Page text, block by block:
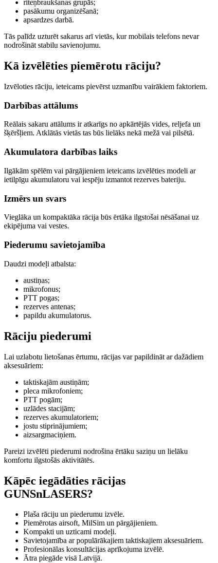
riteņbraukšanas grupās;
pasākumu organizēšanā;
apsardzes darbā.
Tās palīdz uzturēt sakarus arī vietās, kur mobilais telefons nevar
nodrošināt stabilu savienojumu.
Kā izvēlēties piemērotu rāciju?
Izvēloties rāciju, ieteicams pievērst uzmanību vairākiem faktoriem.
Darbības attālums
Reālais sakaru attālums ir atkarīgs no apkārtējās vides, reljefa un
šķēršļiem. Atklātās vietās tas būs lielāks nekā mežā vai pilsētā.
Akumulatora darbības laiks
Ilgākām spēlēm vai pārgājieniem ieteicams izvēlēties modeli ar
ietilpīgu akumulatoru vai iespēju izmantot rezerves bateriju.
Izmērs un svars
Vieglāka un kompaktāka rācija būs ērtāka ilgstošai nēsāšanai uz
ekipējuma vai vestes.
Piederumu savietojamība
Daudzi modeļi atbalsta:
austiņas;
mikrofonus;
PTT pogas;
rezerves antenas;
papildu akumulatorus.
Rāciju piederumi
Lai uzlabotu lietošanas ērtumu, rācijas var papildināt ar dažādiem
aksesuāriem:
taktiskajām austiņām;
pleca mikrofoniem;
PTT pogām;
uzlādes stacijām;
rezerves akumulatoriem;
jostu stiprinājumiem;
aizsargmaciņiem.
Pareizi izvēlēti piederumi nodrošina ērtāku saziņu un lielāku
komfortu ilgstošās aktivitātēs.
Kāpēc iegādāties rācijas
GUNSnLASERS?
Plaša rāciju un piederumu izvēle.
Piemērotas airsoft, MilSim un pārgājieniem.
Kompakti un uzticami modeļi.
Savietojamība ar populārākajiem taktiskajiem aksesuāriem.
Profesionālas konsultācijas aprīkojuma izvēlē.
Ātra piegāde visā Latvijā.